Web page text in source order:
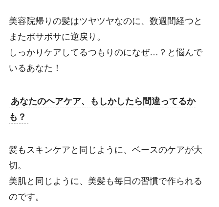
美容院帰りの髪はツヤツヤなのに、数週間経つと
またボサボサに逆戻り。
しっかりケアしてるつもりのになぜ…？と悩んで
いるあなた！
あなたのヘアケア、もしかしたら間違ってるか
も？
髪もスキンケアと同じように、ベースのケアが大
切。
美肌と同じように、美髪も毎日の習慣で作られる
のです。